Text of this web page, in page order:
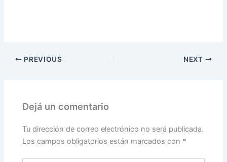
PREVIOUS NEXT
Dejá un comentario
Tu dirección de correo electrónico no será publicada.
Los campos obligatorios están marcados con *